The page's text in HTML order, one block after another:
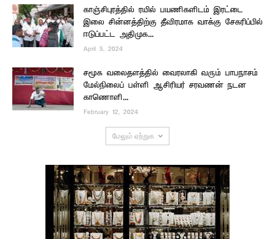
காஞ்சிபுரத்தில் ரயில் பயணிகளிடம் இரட்டை
இலை சின்னத்திற்கு தீவிரமாக வாக்கு சேகரிப்பில்
ஈடுப்பட்ட அதிமுக...
April 5, 2024
சமூக வலைதளத்தில் வைரலாகி வரும் பாபநாசம்
மேல்நிலைப் பள்ளி ஆசிரியர் சரவணன் நடன
காணொளி...
February 12, 2024
மேலும் ஏற்றுக